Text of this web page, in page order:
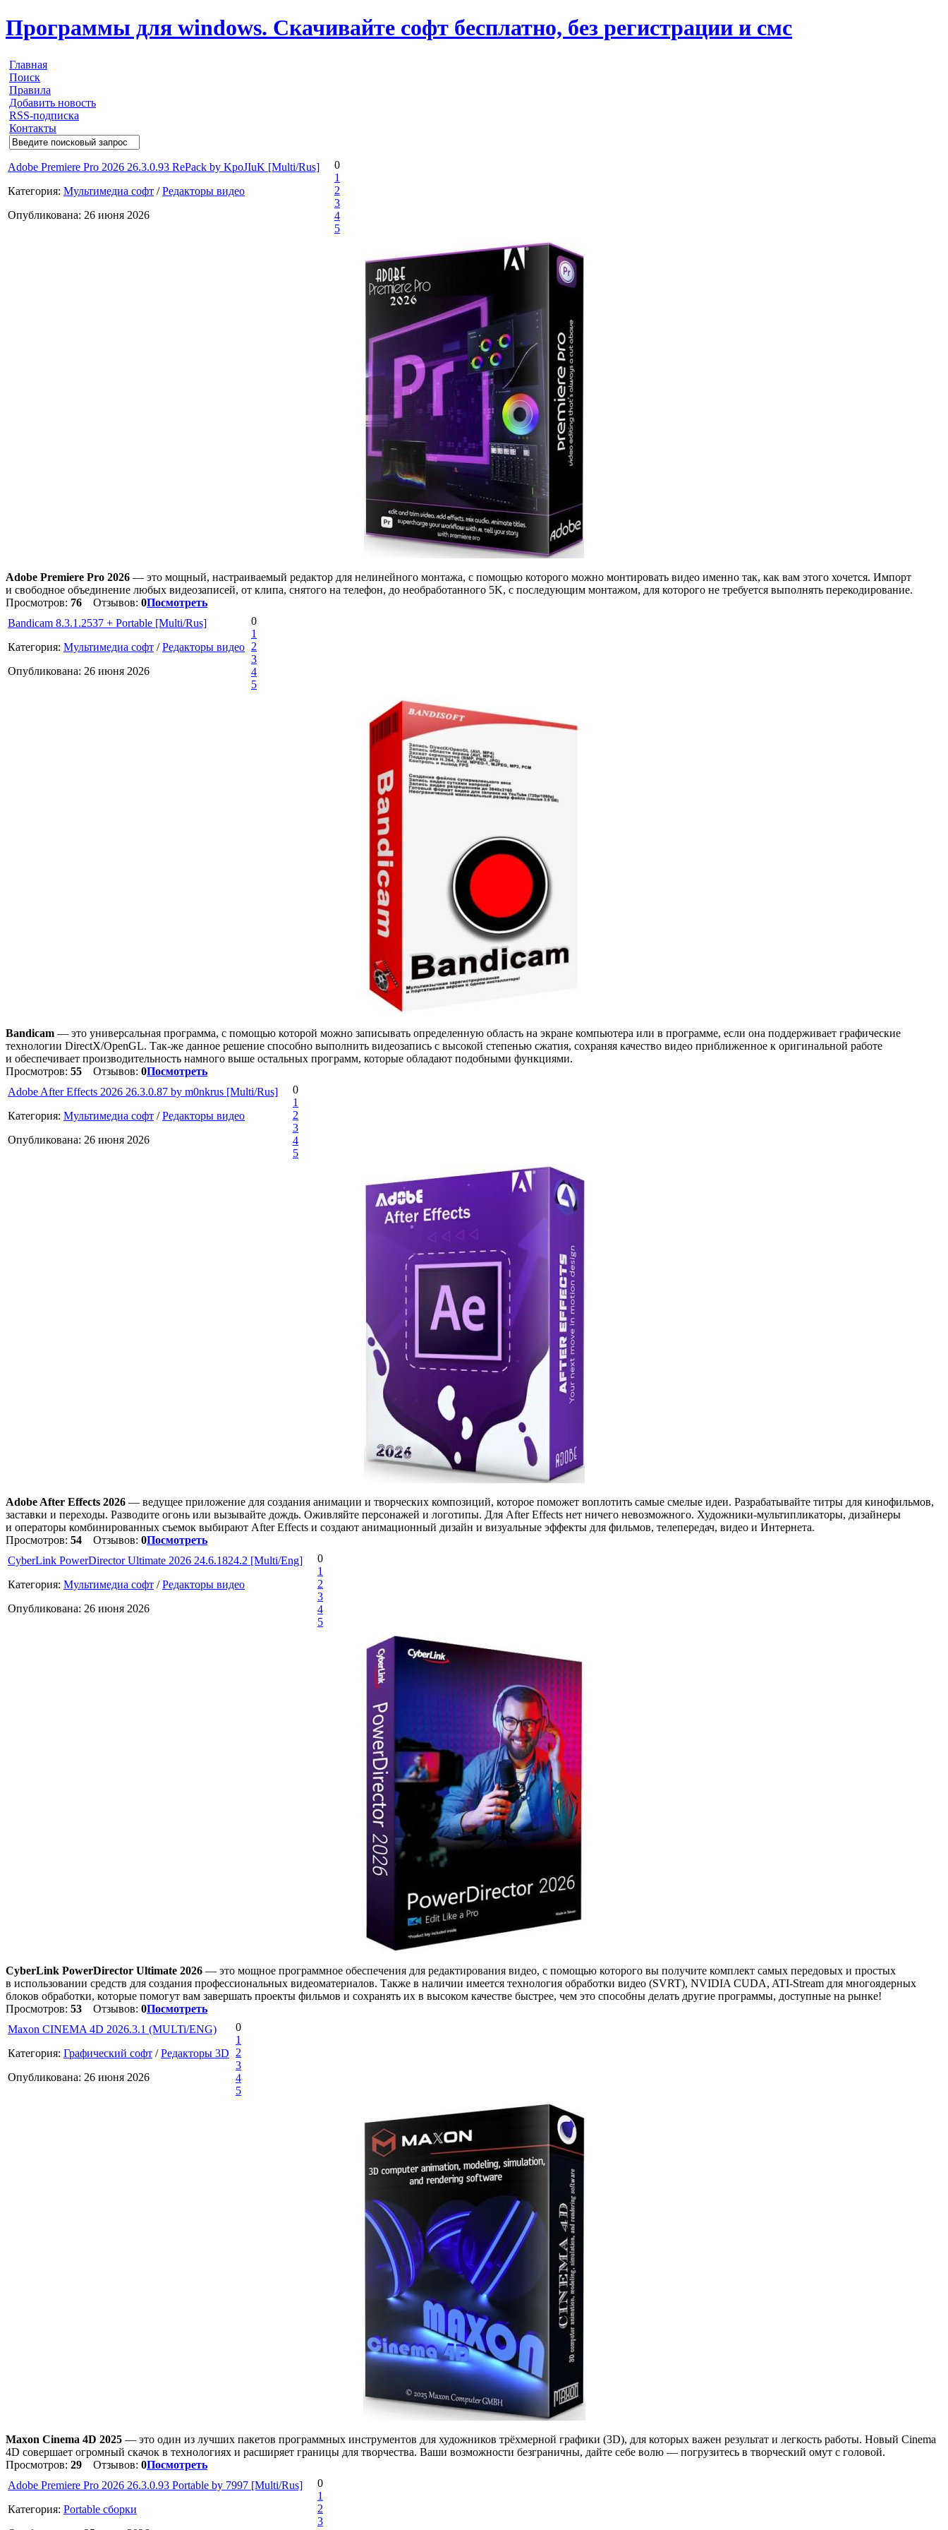
Программы для windows. Скачивайте софт бесплатно, без регистрации и смс
Главная
Поиск
Правила
Добавить новость
RSS-подписка
Контакты
Adobe Premiere Pro 2026 26.3.0.93 RePack by KpoJIuK [Multi/Rus]
Категория: Мультимедиа софт /Редакторы видео
Опубликована: 26 июня 2026
0
1
2
3
4
5
Adobe Premiere Pro 2026 — это мощный, настраиваемый редактор для нелинейного монтажа, с помощью которого можно монтировать видео именно так, как вам этого хочется. Импорт
и свободное объединение любых видеозаписей, от клипа, снятого на телефон, до необработанного 5K, с последующим монтажом, для которого не требуется выполнять перекодирование.
Просмотров: 76 Отзывов: 0Посмотреть
Bandicam 8.3.1.2537 + Portable [Multi/Rus]
Категория: Мультимедиа софт /Редакторы видео
Опубликована: 26 июня 2026
0
1
2
3
4
5
Bandicam — это универсальная программа, с помощью которой можно записывать определенную область на экране компьютера или в программе, если она поддерживает графические
технологии DirectX/OpenGL. Так-же данное решение способно выполнить видеозапись с высокой степенью сжатия, сохраняя качество видео приближенное к оригинальной работе
и обеспечивает производительность намного выше остальных программ, которые обладают подобными функциями.
Просмотров: 55 Отзывов: 0Посмотреть
Adobe After Effects 2026 26.3.0.87 by m0nkrus [Multi/Rus]
Категория: Мультимедиа софт /Редакторы видео
Опубликована: 26 июня 2026
0
1
2
3
4
5
Adobe After Effects 2026 — ведущее приложение для создания анимации и творческих композиций, которое поможет воплотить самые смелые идеи. Разрабатывайте титры для кинофильмов,
заставки и переходы. Разводите огонь или вызывайте дождь. Оживляйте персонажей и логотипы. Для After Effects нет ничего невозможного. Художники-мультипликаторы, дизайнеры
и операторы комбинированных съемок выбирают After Effects и создают анимационный дизайн и визуальные эффекты для фильмов, телепередач, видео и Интернета.
Просмотров: 54 Отзывов: 0Посмотреть
CyberLink PowerDirector Ultimate 2026 24.6.1824.2 [Multi/Eng]
Категория: Мультимедиа софт /Редакторы видео
Опубликована: 26 июня 2026
0
1
2
3
4
5
CyberLink PowerDirector Ultimate 2026 — это мощное программное обеспечения для редактирования видео, с помощью которого вы получите комплект самых передовых и простых
в использовании средств для создания профессиональных видеоматериалов. Также в наличии имеется технология обработки видео (SVRT), NVIDIA CUDA, ATI-Stream для многоядерных
блоков обработки, которые помогут вам завершать проекты фильмов и сохранять их в высоком качестве быстрее, чем это способны делать другие программы, доступные на рынке!
Просмотров: 53 Отзывов: 0Посмотреть
Maxon CINEMA 4D 2026.3.1 (MULTi/ENG)
Категория: Графический софт /Редакторы 3D
Опубликована: 26 июня 2026
0
1
2
3
4
5
Maxon Cinema 4D 2025 — это один из лучших пакетов программных инструментов для художников трёхмерной графики (3D), для которых важен результат и легкость работы. Новый Cinema
4D совершает огромный скачок в технологиях и расширяет границы для творчества. Ваши возможности безграничны, дайте себе волю — погрузитесь в творческий омут с головой.
Просмотров: 29 Отзывов: 0Посмотреть
Adobe Premiere Pro 2026 26.3.0.93 Portable by 7997 [Multi/Rus]
Категория: Portable сборки
0
1
2
3